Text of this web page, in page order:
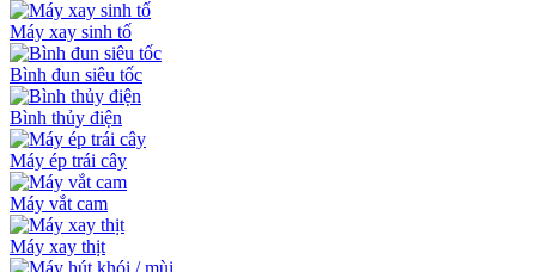
Máy xay sinh tố
Bình đun siêu tốc
Bình thủy điện
Máy ép trái cây
Máy vắt cam
Máy xay thịt